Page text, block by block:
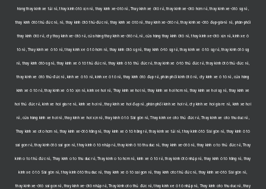
hàng thay kính xe tải rẻ, thay kính ôtô xịn rẻ, thay kính xe-ôtô rẻ, Thay kinh xe ôtô rẻ, thay kính xe-ôtô hcm rẻ, thay kính xe-ôtô sg rẻ,
thay kính ôtô thủ đức rẻ, rẻ, thay kính ôtô thủ-đức rẻ, thay kính xe ôtô rẻ, thay kính xe-ôtô rẻ, thay kính xe-ôtô đẹp-giá-rẻ rẻ, phân-phối
thay kính ôtô rẻ, cty thay kính xe-ôtô rẻ, cửa hàng thay kính xe-ôtô rẻ, rẻ, cửa hàng thay kính ôtô rẻ, thay kính xe-ôtô xịn rẻ, kính xe ô
tô rẻ, Thay kinh xe ô tô rẻ, thay kính xe ô tô hcm rẻ, thay kính ôtô sg rẻ, thay kính ô-tô sg rẻ, thay kính xe ô tô sg rẻ, thay kính ôtô sg
rẻ, thay kính ôtô-sg rẻ, thay kính xe ô tô thủ đức rẻ, thay kính ô tô thủ đức rẻ, thay kính xe ô-tô thủ đức rẻ, thay kính ôtô thủ-đức rẻ,
thay kính xe ôtô thủ-đức rẻ, kính xe ô tô rẻ, kính xe ô tô rẻ, thay kính ôtô đẹp rẻ, phân phối kính ôtô rẻ, cty kính xe ô tô rẻ, cửa hàng
kính xe ô tô rẻ, thay kính xe ô tô xịn rẻ, kính xe hơi rẻ, Thay kinh xe hơi rẻ, thay kính xe hơi hcm rẻ, thay kính xe hơi sg rẻ, thay kính xe
hơi thủ đức rẻ, kinh xe hoi gia re rẻ, kính xe hơi rẻ, thay kính xe hơi đẹp rẻ, phân phối kính xe hơi rẻ, cty kinh xe hoi gia re rẻ, kính xe hơi
rẻ, cửa hàng kính xe hơi rẻ, thay kính xe hơi xịn rẻ, thay kính ô tô Sài gòn rẻ, Thay kinh xe oto thủ đức rẻ, Thay kinh xe oto thu duc rẻ,
Thay kinh xe oto hcm rẻ, thay kính xe-ôtô hãng rẻ, thay kính xe ô tô hãng rẻ, thay kính xe tải rẻ, thay kính ôtô Sài gòn rẻ, thay kính ô tô
sai gon rẻ, thay kính ôtô sai gon rẻ, thay kính ô tô nhập rẻ, thay kính ô tô thu duc rẻ, thay kính xe-ôtô rẻ, thay kính o to thủ đức rẻ, Thay
kinh o to thủ đức rẻ, Thay kinh o to thu duc rẻ, Thay kinh o to hcm rẻ, kính xe ô tô rẻ, thay kính ôtô nhập rẻ, thay kính ô tô hãng rẻ, thay
kính xe ô tô Sài gòn rẻ, thay kính ôtô thu duc rẻ, thay kính xe ô tô sai gon rẻ, thay kính oto thủ đức rẻ, thay kính xe-ôtô Sài gòn rẻ,
thay kính xe-ôtô sai gon rẻ, thay kính xe-ôtô nhập rẻ, Thay kinh oto thủ đức rẻ, thay kính xe ô tô nhập rẻ, Thay kinh oto thu duc rẻ, thay